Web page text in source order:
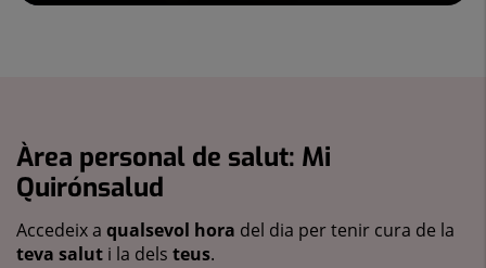
Àrea personal de salut: Mi
Quirónsalud
Accedeix a qualsevol hora del dia per tenir cura de la
teva salut i la dels teus.